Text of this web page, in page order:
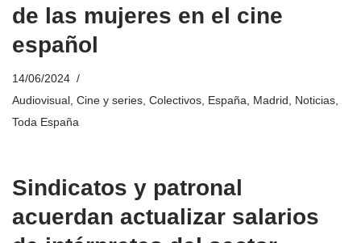
de las mujeres en el cine
español
14/06/2024
Audiovisual Cine y series Colectivos España Madrid Noticias
Toda España
Sindicatos y patronal
acuerdan actualizar salarios